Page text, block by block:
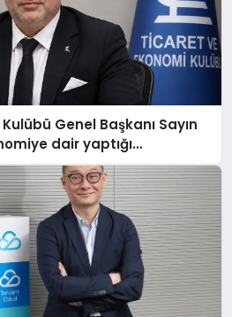
Genel Başkanı Sayın
dair yaptığı